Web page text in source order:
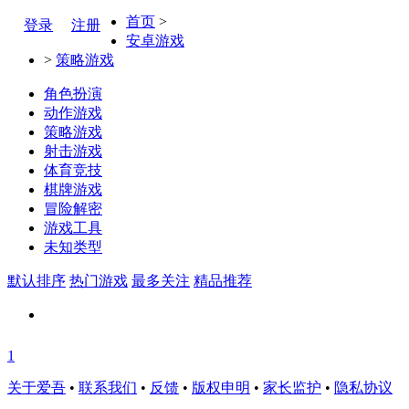
登录 注册 首页 >
安卓游戏
> 策略游戏
角色扮演
动作游戏
策略游戏
射击游戏
体育竞技
棋牌游戏
冒险解密
游戏工具
未知类型
默认排序 热门游戏 最多关注 精品推荐
1
关于爱吾 • 联系我们 • 反馈 • 版权申明 • 家长监护 • 隐私协议